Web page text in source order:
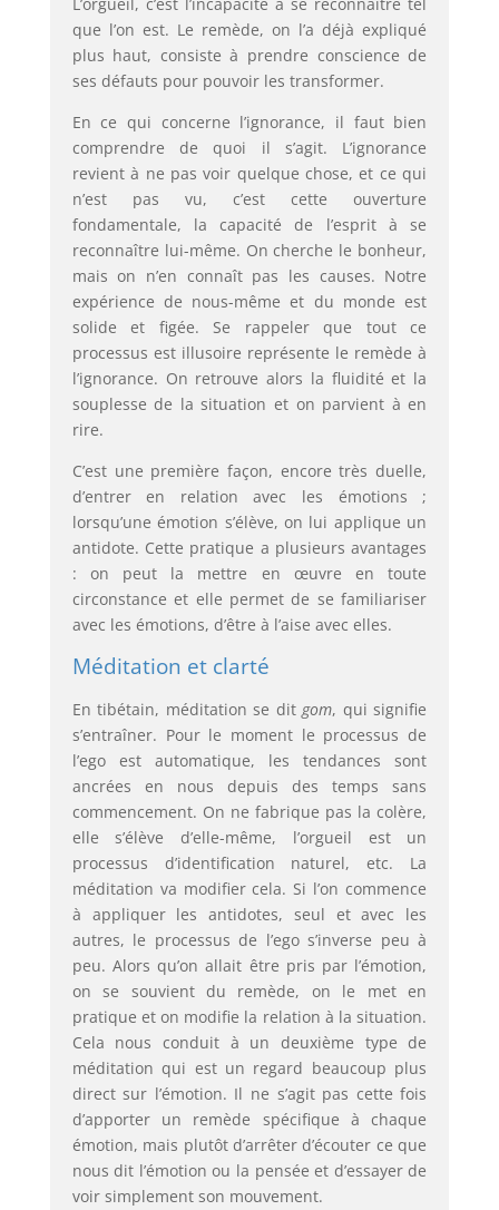
que l’on est. Le remède, on l’a déjà expliqué
plus haut, consiste à prendre conscience de
ses défauts pour pouvoir les transformer.
En ce qui concerne l’ignorance, il faut bien
comprendre de quoi il s’agit. L’ignorance
revient à ne pas voir quelque chose, et ce qui
n’est pas vu, c’est cette ouverture
fondamentale, la capacité de l’esprit à se
reconnaître lui-même. On cherche le bonheur,
mais on n’en connaît pas les causes. Notre
expérience de nous-même et du monde est
solide et figée. Se rappeler que tout ce
processus est illusoire représente le remède à
l’ignorance. On retrouve alors la fluidité et la
souplesse de la situation et on parvient à en
rire.
C’est une première façon, encore très duelle,
d’entrer en relation avec les émotions ;
lorsqu’une émotion s’élève, on lui applique un
antidote. Cette pratique a plusieurs avantages
: on peut la mettre en œuvre en toute
circonstance et elle permet de se familiariser
avec les émotions, d’être à l’aise avec elles.
Méditation et clarté
En tibétain, méditation se ditgom, qui signifie
s’entraîner. Pour le moment le processus de
l’ego est automatique, les tendances sont
ancrées en nous depuis des temps sans
commencement. On ne fabrique pas la colère,
elle s’élève d’elle-même, l’orgueil est un
processus d’identification naturel, etc. La
méditation va modifier cela. Si l’on commence
à appliquer les antidotes, seul et avec les
autres, le processus de l’ego s’inverse peu à
peu. Alors qu’on allait être pris par l’émotion,
on se souvient du remède, on le met en
pratique et on modifie la relation à la situation.
Cela nous conduit à un deuxième type de
méditation qui est un regard beaucoup plus
direct sur l’émotion. Il ne s’agit pas cette fois
d’apporter un remède spécifique à chaque
émotion, mais plutôt d’arrêter d’écouter ce que
nous dit l’émotion ou la pensée et d’essayer de
voir simplement son mouvement.